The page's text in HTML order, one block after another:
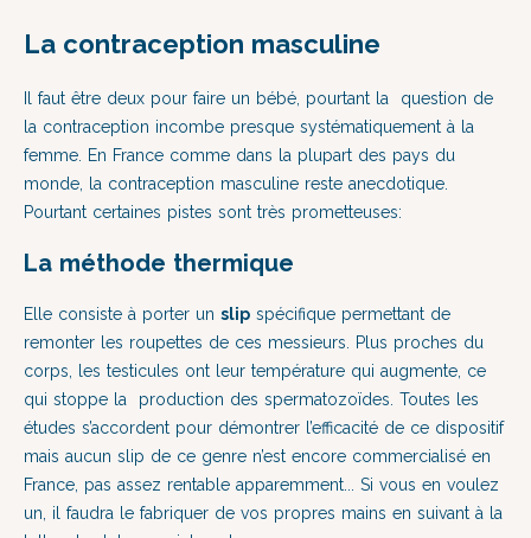
La contraception masculine
Il faut être deux pour faire un bébé, pourtant la question de
la contraception incombe presque systématiquement à la
femme. En France comme dans la plupart des pays du
monde, la contraception masculine reste anecdotique.
Pourtant certaines pistes sont très prometteuses:
La méthode thermique
Elle consiste à porter un slip spécifique permettant de
remonter les roupettes de ces messieurs. Plus proches du
corps, les testicules ont leur température qui augmente, ce
qui stoppe la production des spermatozoïdes. Toutes les
études s’accordent pour démontrer l’efficacité de ce dispositif
mais aucun slip de ce genre n’est encore commercialisé en
France, pas assez rentable apparemment... Si vous en voulez
un, il faudra le fabriquer de vos propres mains en suivant à la